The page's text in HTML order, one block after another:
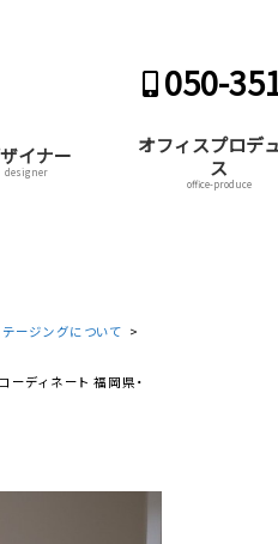
050-
イナー
designer
オフィスプロデ
ス
office-produce
ージングについて >
ーディネート 福岡県・